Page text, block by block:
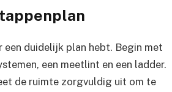
duidelijk plan hebt. Begin met
een meetlint en een ladder.
de ruimte zorgvuldig uit om te